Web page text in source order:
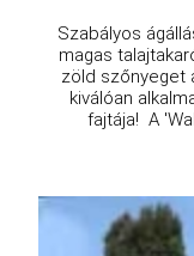
Szabályos
magas
zöld szőnyeget
kiválóan
fajtája! A